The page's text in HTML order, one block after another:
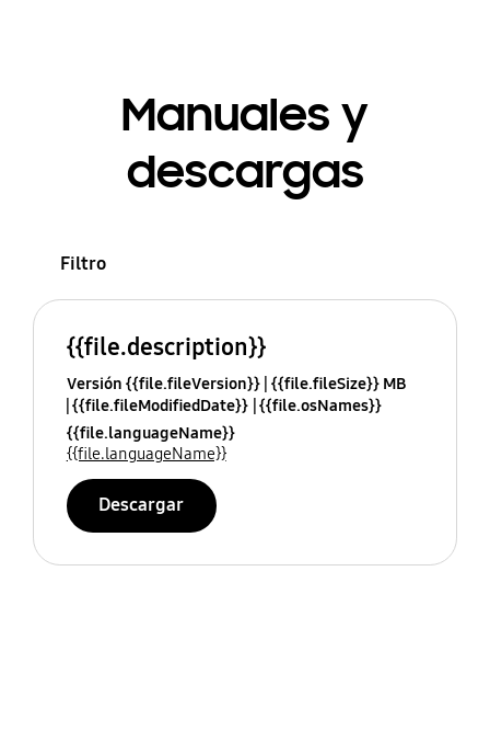
Manuales y
descargas
Filtro
{{file.description}}
Versión {{file.fileVersion}} {{file.fileSize}} MB
{{file.fileModifiedDate}} {{file.osNames}}
{{file.languageName}}
{{file.languageName}}
Descargar